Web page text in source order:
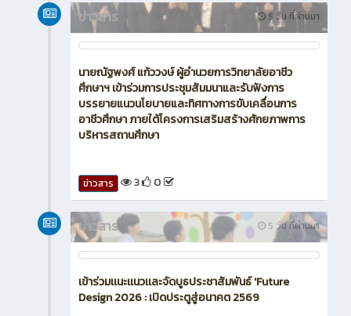
5 วัน ที่ผ่านมา
ข่าวสาร
นายณัฐพงศ์ แก้ววงษ์ ผู้อำนวยการวิทยาลัยอาชีว
ศึกษาฯ เข้าร่วมการประชุมสัมมนาและรับฟังการ
บรรยายแนวนโยบายและทิศทางการขับเคลื่อนการ
อาชีวศึกษา ภายใต้โครงการเสริมสร้างศักยภาพการ